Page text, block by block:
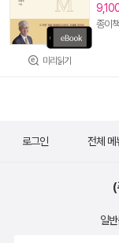
미리읽기
종이
로그인 전체 메
일